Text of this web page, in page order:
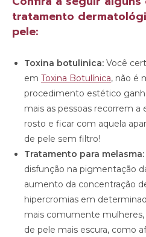
tratamento
pele:
Toxina botulinica: Você
em Toxina Botulínica, não é
procedimento estético
mais as pessoas recorrem a
rosto e ficar com aquela
de pele sem filtro!
Tratamento para melasma:
disfunção na pigmentação
aumento da concentração
hipercromias em
mais comumente mulheres,
de pele mais escura, como